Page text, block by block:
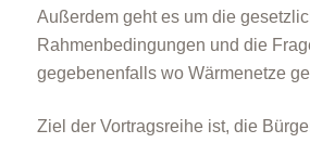
Außerdem geht es um die
Rahmenbedingungen und die
gegebenenfalls wo Wärmenetze
Ziel der Vortragsreihe ist, die